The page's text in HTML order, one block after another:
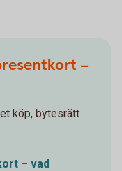
–
köp, bytesrätt
– vad